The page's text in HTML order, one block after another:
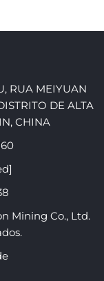
RUA MEIYUAN
DE ALTA
CHINA
Mining Co., Ltd.